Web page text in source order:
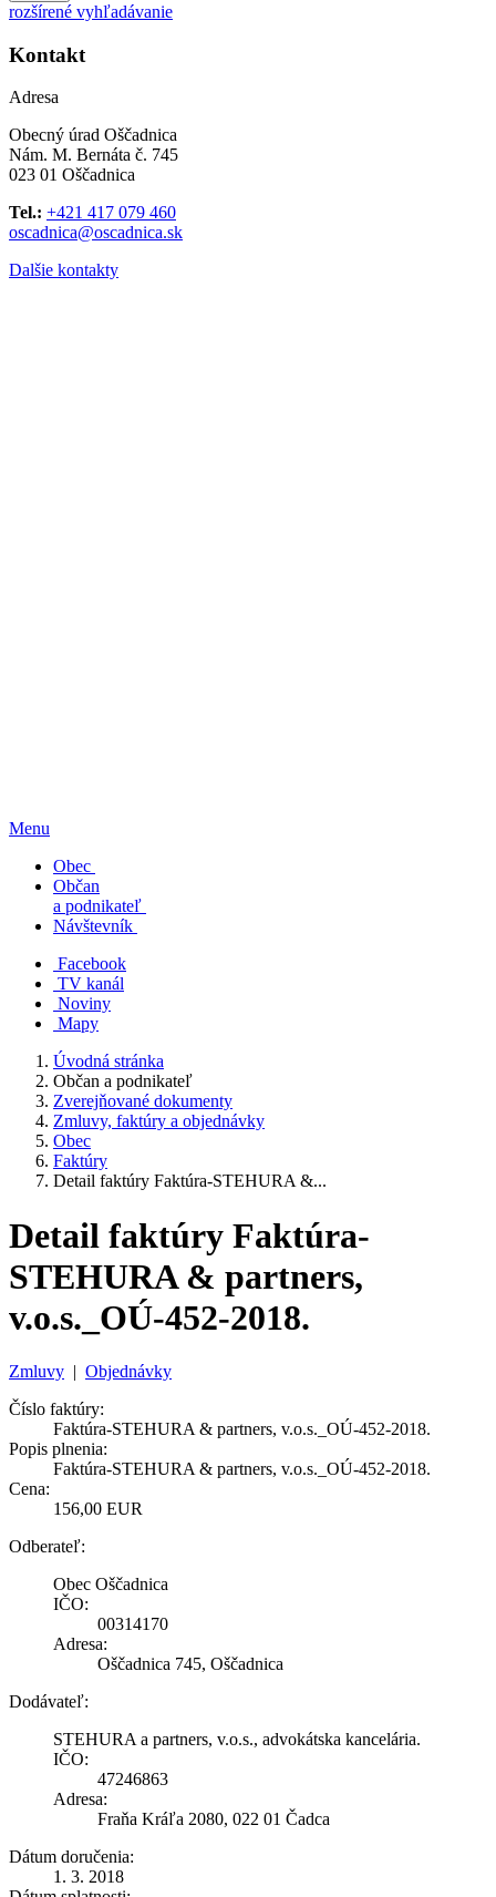
rozšírené vyhľadávanie
Kontakt
Adresa
Obecný úrad Oščadnica
Nám. M. Bernáta č. 745
023 01 Oščadnica
Tel.: +421 417 079 460
oscadnica@oscadnica.sk
Dalšie kontakty
Menu
Obec
Občan
a podnikateľ
Návštevník
Facebook
TV kanál
Noviny
Mapy
Úvodná stránka
Občan a podnikateľ
Zverejňované dokumenty
Zmluvy, faktúry a objednávky
Obec
Faktúry
Detail faktúry Faktúra-STEHURA &...
Detail faktúry Faktúra-
STEHURA & partners,
v.o.s._OÚ-452-2018.
Zmluvy | Objednávky
Číslo faktúry:
Faktúra-STEHURA & partners, v.o.s._OÚ-452-2018.
Popis plnenia:
Faktúra-STEHURA & partners, v.o.s._OÚ-452-2018.
Cena:
156,00 EUR
Odberateľ:
Obec Oščadnica
IČO:
00314170
Adresa:
Oščadnica 745, Oščadnica
Dodávateľ:
STEHURA a partners, v.o.s., advokátska kancelária.
IČO:
47246863
Adresa:
Fraňa Kráľa 2080, 022 01 Čadca
Dátum doručenia:
1. 3. 2018